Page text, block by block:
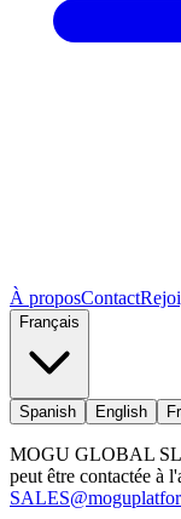
À proposContact
Français
Spanish English
MOGU GLOBAL SL
peut être contactée à